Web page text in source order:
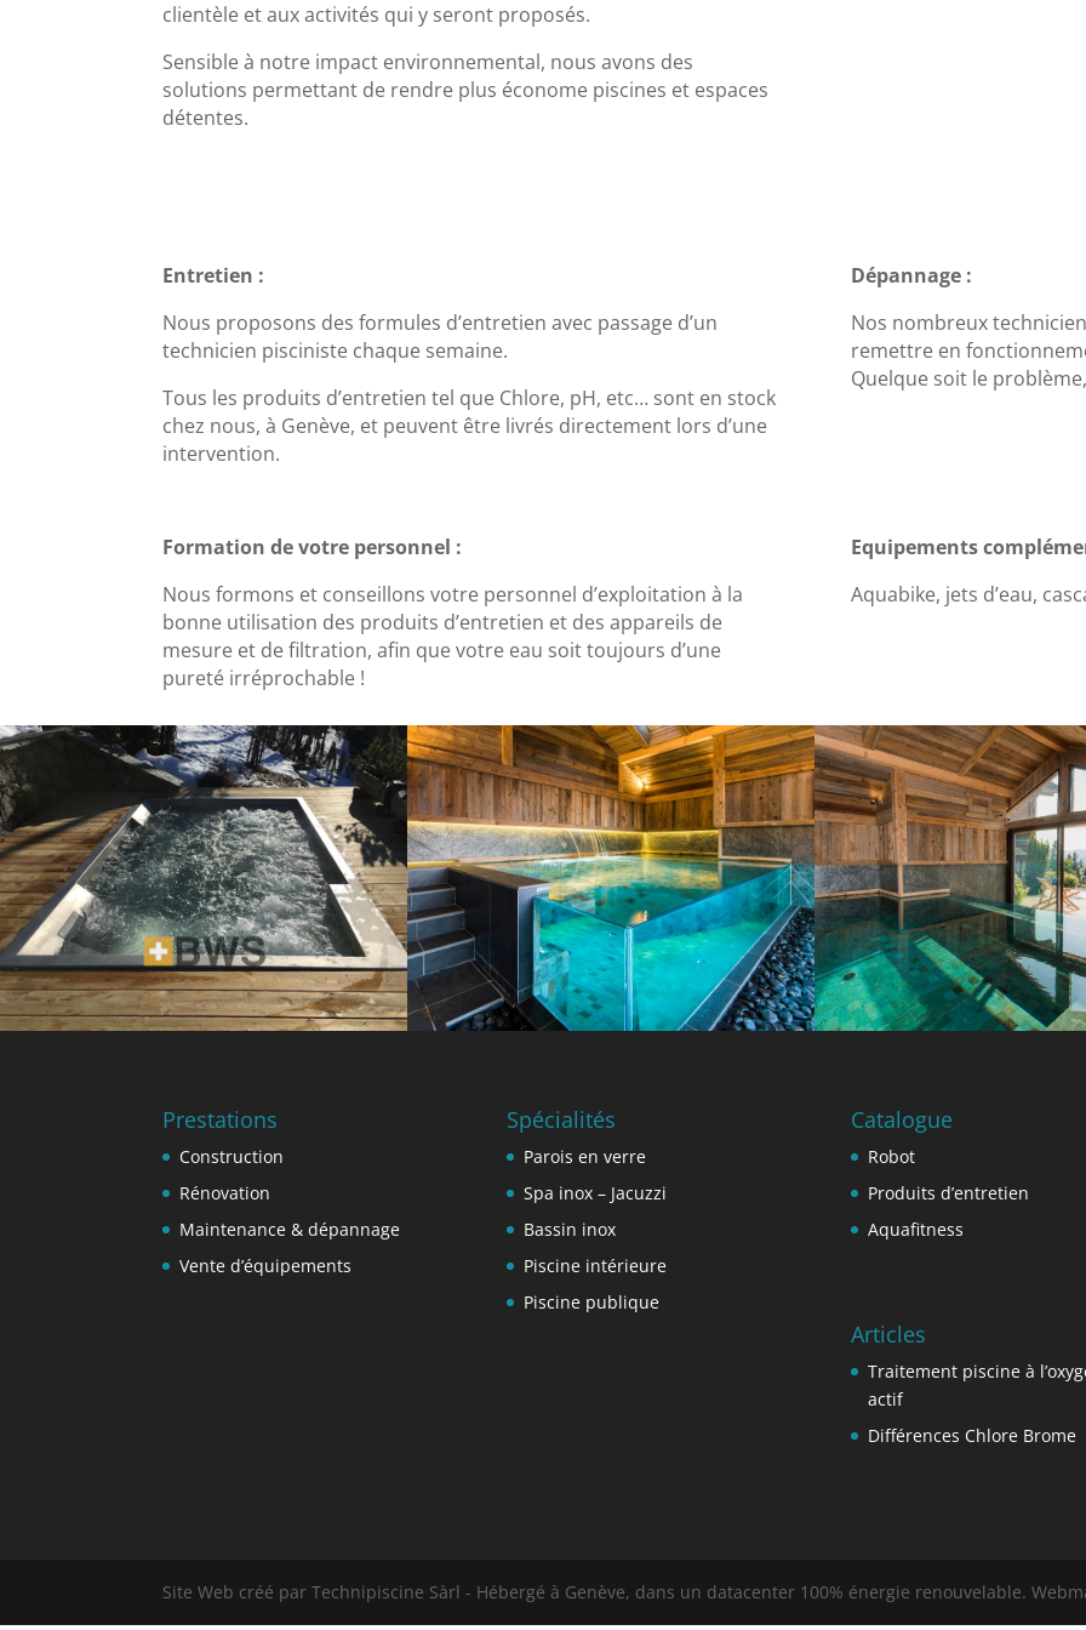
clientèle et aux activités qui y seront proposés.
Sensible à notre impact environnemental, nous avons des
solutions permettant de rendre plus économe piscines et espaces
détentes.
Entretien :
Nous proposons des formules d’entretien avec passage d’un
technicien pisciniste chaque semaine.
Tous les produits d’entretien tel que Chlore, pH, etc… sont en stock
chez nous, à Genève, et peuvent être livrés directement lors d’une
intervention.
Dépannage :
Nos nombreux
remettre en
Quelque soit le
Formation de votre personnel :
Nous formons et conseillons votre personnel d’exploitation à la
bonne utilisation des produits d’entretien et des appareils de
mesure et de filtration, afin que votre eau soit toujours d’une
pureté irréprochable !
Equipements
Aquabike, jets d’eau,
Prestations
Construction
Rénovation
Maintenance & dépannage
Vente d’équipements
Spécialités
Parois en verre
Spa inox – Jacuzzi
Bassin inox
Piscine intérieure
Piscine publique
Catalogue
Robot
Produits d’entretien
Aquafitness
Articles
Traitement piscine à
actif
Différences Chlore Brome
Site Web créé par Technipiscine Sàrl - Hébergé à Genève, dans un datacenter 100% énergie renouvelable.